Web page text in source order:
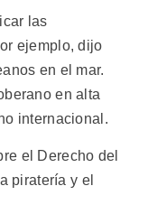
las
ejemplo, dijo
en el mar.
en alta
internacional.
el Derecho del
piratería y el